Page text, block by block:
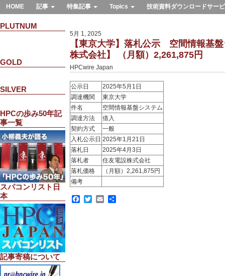
HOME 記事 特集記事 Topics 技術資料ダウンロードサー
PLUTNUM
GOLD
SILVER
HPCの歩み50年記
事一覧
スパコンリスト日
本
記事寄稿について
5月 1, 2025
【東京大学】落札公示 空間情報基
株式会社】 （月額）2,261,875円
HPCwire Japan
公示日
2025年5月1日
調達機関
東京大学
件名
空間情報基盤システム
調達方法
借入
契約方式
一般
入札公示日 2025年1月21日
落札日
2025年4月3日
落札者
住友電設株式会社
落札価格
（月額）2,261,875円
備考
Facebook
TwitterEmail
共